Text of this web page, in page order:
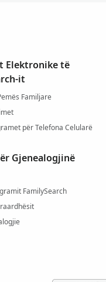
Elektronike të
it
Familjare
për Telefona Celularë
Gjenealogjinë
FamilySearch